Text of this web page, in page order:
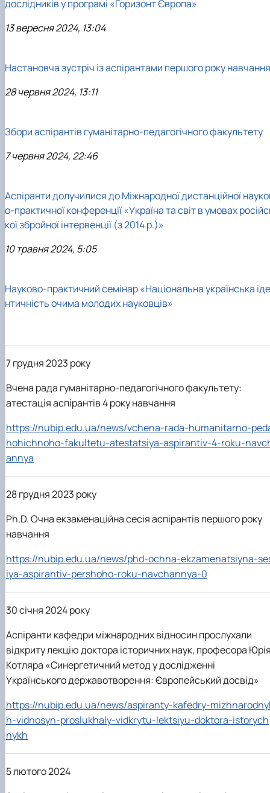
дослідників у програмі «Горизонт Європа»
13 вересня 2024, 13:04
Настановча зустріч із аспірантами першого року навчання
28 червня 2024, 13:11
Збори аспірантів гуманітарно-педагогічного факультету
7 червня 2024, 22:46
Аспіранти долучилися до Міжнародної дистанційної
о-практичної конференції «Україна та світ в умовах
кої збройної інтервенції (з 2014 р.)»
10 травня 2024, 5:05
Науково-практичний семінар «Національна українська іде
нтичність очима молодих науковців»
7 грудня 2023 року
Вчена рада гуманітарно-педагогічного факультету:
атестація аспірантів 4 року навчання
https://nubip.edu.ua/news/vchena-rada-humanitarno-
hohichnoho-fakultetu-atestatsiya-aspirantiv-4-roku-
annya
28 грудня 2023 року
Ph.D. Очна екзаменаційна сесія аспірантів першого року
навчання
https://nubip.edu.ua/news/phd-ochna-ekzamenatsiyna-
iya-aspirantiv-pershoho-roku-navchannya-0
30 січня 2024 року
Аспіранти кафедри міжнародних відносин прослухали
відкриту лекцію доктора історичних наук, професора
Котляра «Синергетичний метод у дослідженні
Українського державотворення: Європейський досвід»
https://nubip.edu.ua/news/aspiranty-kafedry-
h-vidnosyn-proslukhaly-vidkrytu-lektsiyu-doktora-istorych
nykh
5 лютого 2024